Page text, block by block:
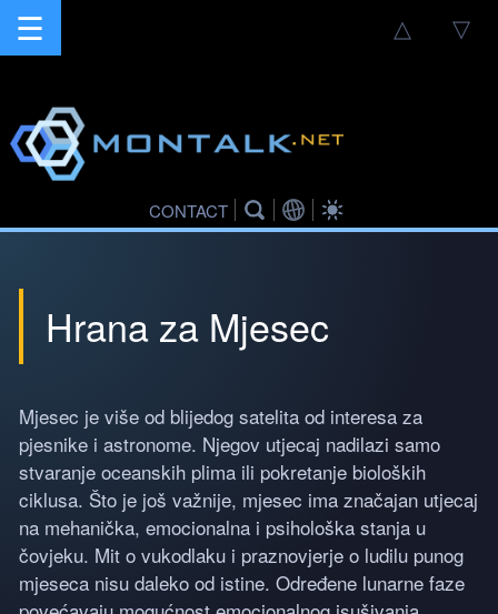
▽
△
☰
CONTACT
Hrana za Mjesec
Mjesec je više od blijedog satelita od interesa za
pjesnike i astronome. Njegov utjecaj nadilazi samo
stvaranje oceanskih plima ili pokretanje bioloških
ciklusa. Što je još važnije, mjesec ima značajan utjecaj
na mehanička, emocionalna i psihološka stanja u
čovjeku. Mit o vukodlaku i praznovjerje o ludilu punog
mjeseca nisu daleko od istine. Određene lunarne faze